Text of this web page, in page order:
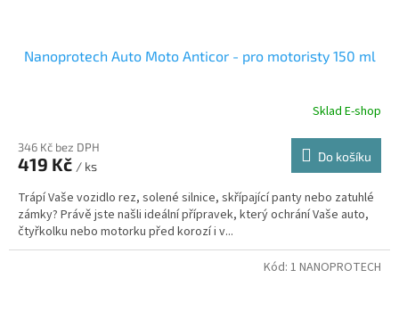
Nanoprotech Auto Moto Anticor - pro motoristy 150 ml
Sklad E-shop
346 Kč bez DPH
419 Kč / ks
Do košíku
Trápí Vaše vozidlo rez, solené silnice, skřípající panty nebo zatuhlé
zámky? Právě jste našli ideální přípravek, který ochrání Vaše auto,
čtyřkolku nebo motorku před korozí i v...
Kód: 1 NANOPROTECH